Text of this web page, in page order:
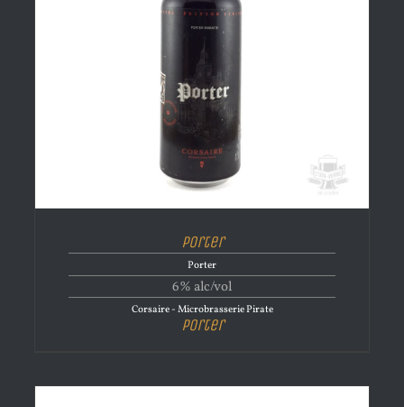
Porter
Porter
6% alc/vol
Corsaire - Microbrasserie Pirate
Porter